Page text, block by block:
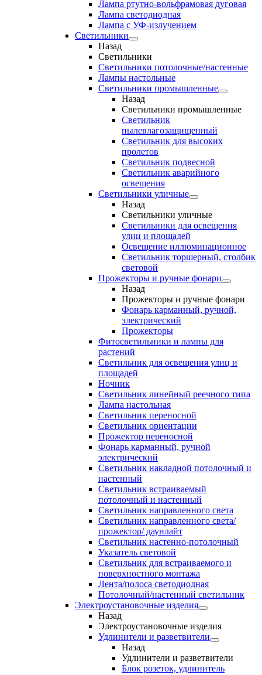
Лампа ртутно-вольфрамовая дуговая
Лампа светодиодная
Лампа с УФ-излучением
Светильники
Назад
Светильники
Светильники потолочные/настенные
Лампы настольные
Светильники промышленные
Назад
Светильники промышленные
Светильник
пылевлагозащищенный
Светильник для высоких
пролетов
Светильник подвесной
Светильник аварийного
освещения
Светильники уличные
Назад
Светильники уличные
Светильники для освещения
улиц и площадей
Освещение иллюминационное
Светильник торшерный, столбик
световой
Прожекторы и ручные фонари
Назад
Прожекторы и ручные фонари
Фонарь карманный, ручной,
электрический
Прожекторы
Фитосветильники и лампы для
растений
Светильник для освещения улиц и
площадей
Ночник
Светильник линейный реечного типа
Лампа настольная
Светильник переносной
Светильник ориентации
Прожектор переносной
Фонарь карманный, ручной
электрический
Светильник накладной потолочный и
настенный
Светильник встраиваемый
потолочный и настенный
Светильник направленного света
Светильник направленного света/
прожектор/ даунлайт
Светильник настенно-потолочный
Указатель световой
Светильник для встраиваемого и
поверхностного монтажа
Лента/полоса светодиодная
Потолочный/настенный светильник
Электроустановочные изделия
Назад
Электроустановочные изделия
Удлинители и разветвители
Назад
Удлинители и разветвители
Блок розеток, удлинитель